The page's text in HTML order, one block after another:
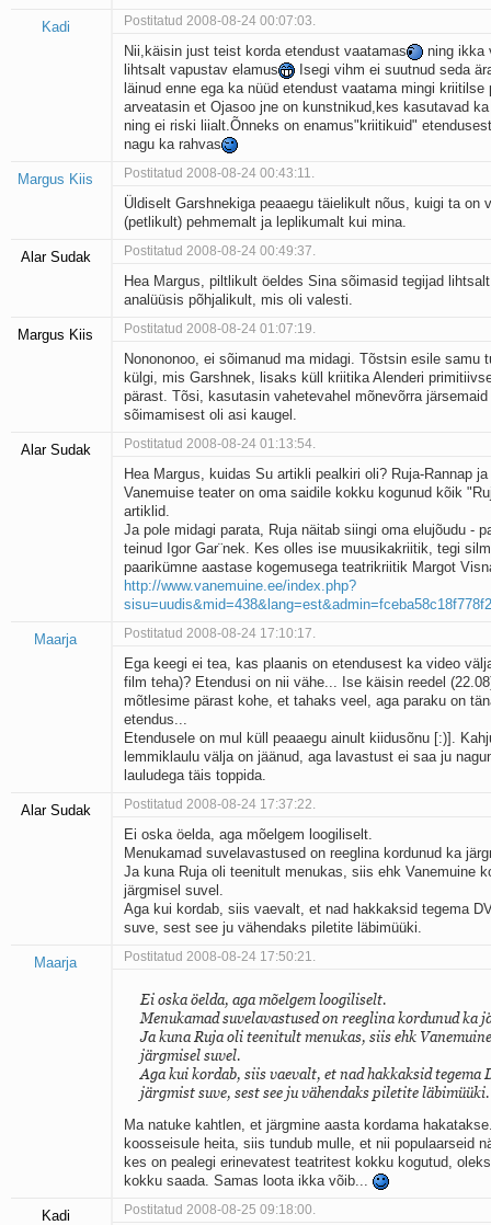
Kadi Postitatud 2008-08-24 00:07:03.
Nii,käisin just teist korda etendust vaatamas
ning ikka
lihtsalt vapustav elamus
Isegi vihm ei suutnud seda
läinud enne ega ka nüüd etendust vaatama mingi kriitilse
arveatasin et Ojasoo jne on kunstnikud,kes kasutavad
ning ei riski liialt.Õnneks on enamus"kriitikuid"
nagu ka rahvas
Margus Kiis Postitatud 2008-08-24 00:43:11.
Üldiselt Garshnekiga peaaegu täielikult nõus, kuigi ta on
(petlikult) pehmemalt ja leplikumalt kui mina.
Alar Sudak Postitatud 2008-08-24 00:49:37.
Hea Margus, piltlikult öeldes Sina sõimasid tegijad
analüüsis põhjalikult, mis oli valesti.
Margus Kiis Postitatud 2008-08-24 01:07:19.
Nonononoo, ei sõimanud ma midagi. Tõstsin esile samu
külgi, mis Garshnek, lisaks küll kriitika Alenderi
pärast. Tõsi, kasutasin vahetevahel mõnevõrra
sõimamisest oli asi kaugel.
Alar Sudak Postitatud 2008-08-24 01:13:54.
Hea Margus, kuidas Su artikli pealkiri oli? Ruja-Rannap
Vanemuise teater on oma saidile kokku kogunud kõik
artiklid.
Ja pole midagi parata, Ruja näitab siingi oma elujõudu -
teinud Igor Gar¨nek. Kes olles ise muusikakriitik, tegi
paarikümne aastase kogemusega teatrikriitik Margot
http://www.vanemuine.ee/index.php?
Maarja Postitatud 2008-08-24 17:10:17.
Ega keegi ei tea, kas plaanis on etendusest ka video
film teha)? Etendusi on nii vähe... Ise käisin reedel
mõtlesime pärast kohe, et tahaks veel, aga paraku on
etendus...
Etendusele on mul küll peaaegu ainult kiidusõnu [:)].
lemmiklaulu välja on jäänud, aga lavastust ei saa ju
lauludega täis toppida.
Alar Sudak Postitatud 2008-08-24 17:37:22.
Ei oska öelda, aga mõelgem loogiliselt.
Menukamad suvelavastused on reeglina kordunud ka
Ja kuna Ruja oli teenitult menukas, siis ehk Vanemuine
järgmisel suvel.
Aga kui kordab, siis vaevalt, et nad hakkaksid tegema
suve, sest see ju vähendaks piletite läbimüüki.
Maarja Postitatud 2008-08-24 17:50:21.
Ei oska öelda, aga mõelgem loogiliselt.
Menukamad suvelavastused on reeglina kordunud ka
Ja kuna Ruja oli teenitult menukas, siis ehk
järgmisel suvel.
Aga kui kordab, siis vaevalt, et nad hakkaksid tegema
järgmist suve, sest see ju vähendaks piletite läbimüüki.
Ma natuke kahtlen, et järgmine aasta kordama
koosseisule heita, siis tundub mulle, et nii populaarseid
kes on pealegi erinevatest teatritest kokku kogutud,
kokku saada. Samas loota ikka võib...
Kadi Postitatud 2008-08-25 09:18:00.